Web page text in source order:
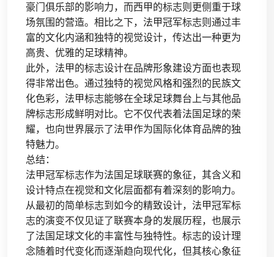
豪门俱乐部的影响力，而西甲的标志则更侧重于球
场氛围的营造。相比之下，法甲冠军标志则通过丰
富的文化内涵和独特的视觉设计，传达出一种更为
高贵、优雅的足球精神。
此外，法甲的标志设计在品牌形象建设方面也表现
得非常出色。通过独特的视觉风格和强烈的民族文
化色彩，法甲标志能够在全球足球舞台上与其他品
牌标志形成鲜明对比。它不仅代表着法国足球的荣
耀，也向世界展示了法甲作为国际化体育品牌的独
特魅力。
总结：
法甲冠军标志作为法国足球联赛的象征，其含义和
设计特点在视觉和文化层面都有着深刻的影响力。
从最初的简单标志到如今的精致设计，法甲冠军标
志的演变不仅见证了联赛本身的发展历程，也展示
了法国足球文化的丰富性与独特性。标志的设计理
念随着时代变化而逐渐趋向现代化，但其核心象征